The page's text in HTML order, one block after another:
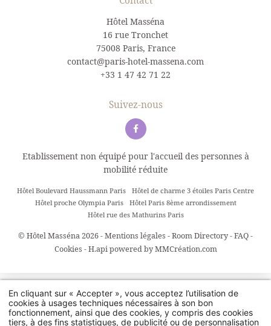
Hôtel Masséna
16 rue Tronchet
75008 Paris, France
contact@paris-hotel-massena.com
+33 1 47 42 71 22
Suivez-nous
Etablissement non équipé pour l'accueil des personnes à
mobilité réduite
Hôtel Boulevard Haussmann Paris
Hôtel de charme 3 étoiles Paris Centre
Hôtel proche Olympia Paris
Hôtel Paris 8ème arrondissement
Hôtel rue des Mathurins Paris
© Hôtel Masséna 2026 -Mentions légales -Room Directory-FAQ-
Cookies -H.apipowered byMMCréation.com
En cliquant sur « Accepter », vous acceptez l’utilisation de
cookies à usages techniques nécessaires à son bon
fonctionnement, ainsi que des cookies, y compris des cookies
tiers, à des fins statistiques, de publicité ou de personnalisation